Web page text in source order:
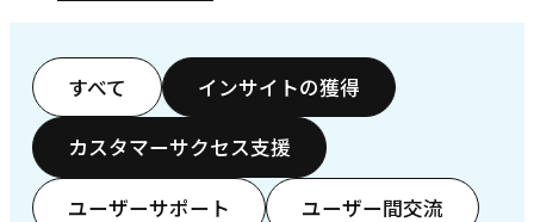
すべて インサイトの獲得
カスタマーサクセス支援
ユーザーサポート ユーザー間交流